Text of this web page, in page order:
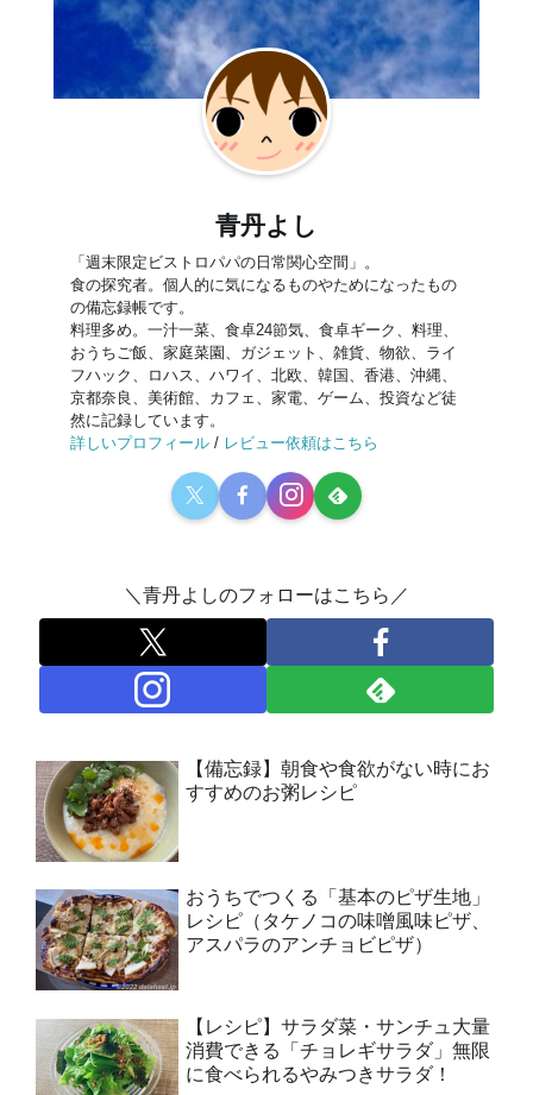
青丹よし
「週末限定ビストロパパの日常関心空間」。
食の探究者。個人的に気になるものやためになったもの
の備忘録帳です。
料理多め。一汁一菜、食卓24節気、食卓ギーク、料理、
おうちご飯、家庭菜園、ガジェット、雑貨、物欲、ライ
フハック、ロハス、ハワイ、北欧、韓国、香港、沖縄、
京都奈良、美術館、カフェ、家電、ゲーム、投資など徒
然に記録しています。
詳しいプロフィール / レビュー依頼はこちら
＼青丹よしのフォローはこちら／
【備忘録】朝食や食欲がない時にお
すすめのお粥レシピ
おうちでつくる「基本のピザ生地」
レシピ（タケノコの味噌風味ピザ、
アスパラのアンチョビピザ）
【レシピ】サラダ菜・サンチュ大量
消費できる「チョレギサラダ」無限
に食べられるやみつきサラダ！